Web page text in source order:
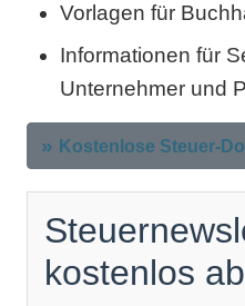
Vorlagen für
Informationen für
Unternehmer und
Kostenlose Steuer-
kostenlos